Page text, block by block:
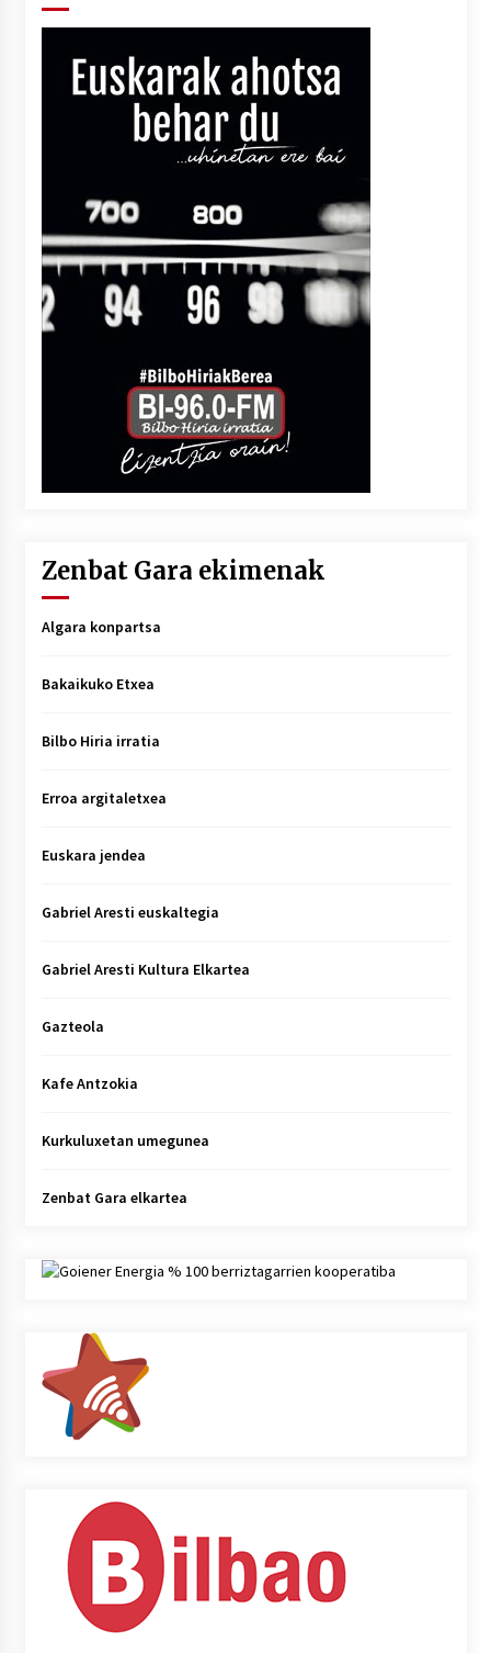
Zenbat Gara ekimenak
Algara konpartsa
Bakaikuko Etxea
Bilbo Hiria irratia
Erroa argitaletxea
Euskara jendea
Gabriel Aresti euskaltegia
Gabriel Aresti Kultura Elkartea
Gazteola
Kafe Antzokia
Kurkuluxetan umegunea
Zenbat Gara elkartea